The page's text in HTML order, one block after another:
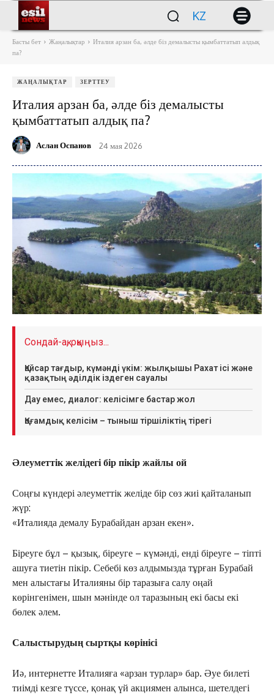
KZ
Басты бет Жаңалықтар
Италия арзан ба, әлде біз демалысты қымбаттатып алдық
па?
ЖАҢАЛЫҚТАР ЗЕРТТЕУ
Италия арзан ба, әлде біз демалысты
қымбаттатып алдық па?
Аслан Оспанов 24 мая 2026
Сондай-ақ, оқыңыз...
Қайсар тағдыр, күмәнді үкім: жылқышы Рахат ісі және
қазақтың әділдік іздеген сауалы
Дау емес, диалог: келісімге бастар жол
Қоғамдық келісім – тыныш тіршіліктің тірегі
Әлеуметтік желідегі бір пікір жайлы ой
Соңғы күндері әлеуметтік желіде бір сөз жиі қайталанып
жүр:
«Италияда демалу Бурабайдан арзан екен».
Біреуге бұл – қызық, біреуге – күмәнді, енді біреуге – тіпті
ашуға тиетін пікір. Себебі көз алдымызда тұрған Бурабай
мен алыстағы Италияны бір таразыға салу оңай
көрінгенімен, шын мәнінде ол таразының екі басы екі
бөлек әлем.
Салыстырудың сыртқы көрінісі
Иә, интернетте Италияға «арзан турлар» бар. Әуе билеті
тиімді кезге түссе, қонақ үй акциямен алынса, шетелдегі